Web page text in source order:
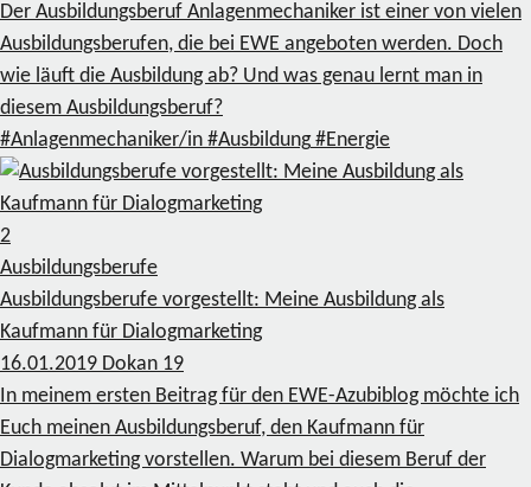
Der Ausbildungsberuf Anlagenmechaniker ist einer von vielen
Ausbildungsberufen, die bei EWE angeboten werden. Doch
wie läuft die Ausbildung ab? Und was genau lernt man in
diesem Ausbildungsberuf?
#Anlagenmechaniker/in #Ausbildung #Energie
2
Ausbildungsberufe
Ausbildungsberufe vorgestellt: Meine Ausbildung als
Kaufmann für Dialogmarketing
16.01.2019 Dokan 19
In meinem ersten Beitrag für den EWE-Azubiblog möchte ich
Euch meinen Ausbildungsberuf, den Kaufmann für
Dialogmarketing vorstellen. Warum bei diesem Beruf der